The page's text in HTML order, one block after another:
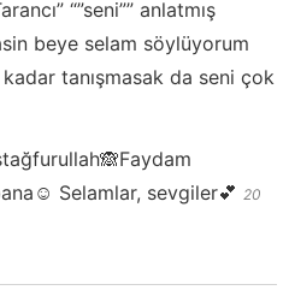
“”seni”” anlatmış
beye selam söylüyorum
tanışmasak da seni çok
Selamlar, sevgiler💕 20